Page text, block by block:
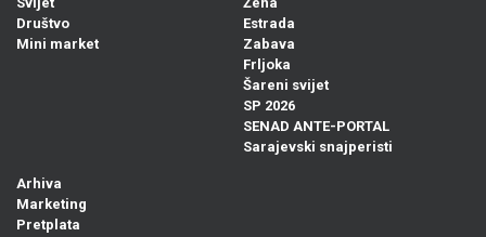
Društvo
Mini market
Estrada
Zabava
Frljoka
Šareni svijet
SP 2026
SENAD ANTE-PORTAL
Sarajevski snajperisti
Arhiva
Marketing
Pretplata